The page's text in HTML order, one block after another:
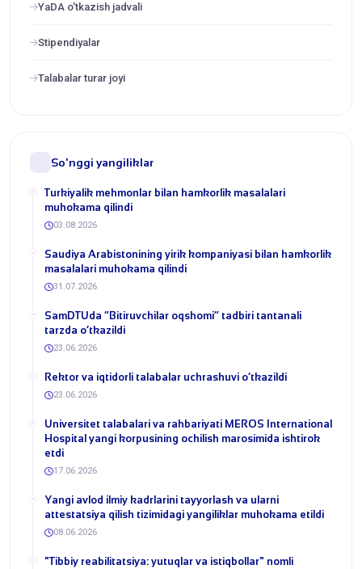
YaDA o'tkazish jadvali
Stipendiyalar
Talabalar turar joyi
So'nggi yangiliklar
Turkiyalik mehmonlar bilan hamkorlik masalalari
muhokama qilindi
03.08.2026
​Saudiya Arabistonining yirik kompaniyasi bilan hamkorlik
masalalari muhokama qilindi
31.07.2026
​SamDTUda “Bitiruvchilar oqshomi” tadbiri tantanali
tarzda o‘tkazildi
23.06.2026
​Rektor va iqtidorli talabalar uchrashuvi o‘tkazildi
23.06.2026
Universitet talabalari va rahbariyati MEROS International
Hospital yangi korpusining ochilish marosimida ishtirok
etdi
17.06.2026
Yangi avlod ilmiy kadrlarini tayyorlash va ularni
attestatsiya qilish tizimidagi yangiliklar muhokama etildi
08.06.2026
​"Tibbiy reabilitatsiya: yutuqlar va istiqbollar" nomli